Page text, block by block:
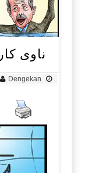
ناوی
Dengekan